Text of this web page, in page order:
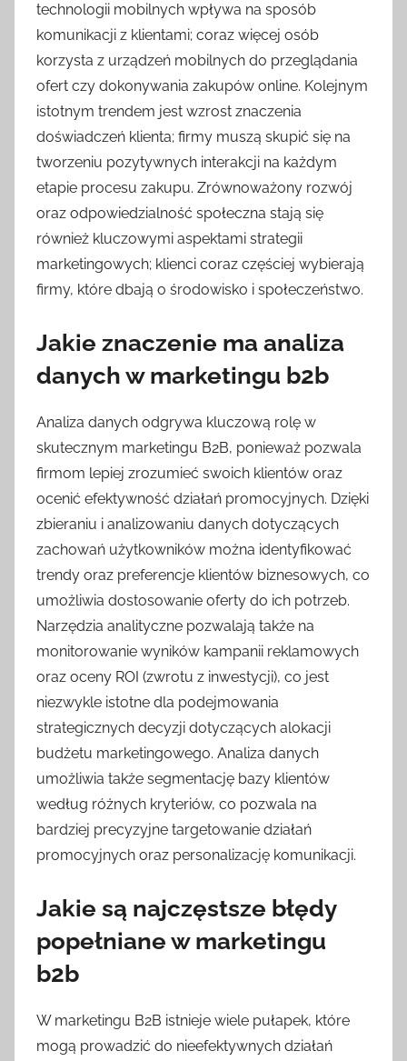
technologii mobilnych wpływa na sposób
komunikacji z klientami; coraz więcej osób
korzysta z urządzeń mobilnych do przeglądania
ofert czy dokonywania zakupów online. Kolejnym
istotnym trendem jest wzrost znaczenia
doświadczeń klienta; firmy muszą skupić się na
tworzeniu pozytywnych interakcji na każdym
etapie procesu zakupu. Zrównoważony rozwój
oraz odpowiedzialność społeczna stają się
również kluczowymi aspektami strategii
marketingowych; klienci coraz częściej wybierają
firmy, które dbają o środowisko i społeczeństwo.
Jakie znaczenie ma analiza
danych w marketingu b2b
Analiza danych odgrywa kluczową rolę w
skutecznym marketingu B2B, ponieważ pozwala
firmom lepiej zrozumieć swoich klientów oraz
ocenić efektywność działań promocyjnych. Dzięki
zbieraniu i analizowaniu danych dotyczących
zachowań użytkowników można identyfikować
trendy oraz preferencje klientów biznesowych, co
umożliwia dostosowanie oferty do ich potrzeb.
Narzędzia analityczne pozwalają także na
monitorowanie wyników kampanii reklamowych
oraz oceny ROI (zwrotu z inwestycji), co jest
niezwykle istotne dla podejmowania
strategicznych decyzji dotyczących alokacji
budżetu marketingowego. Analiza danych
umożliwia także segmentację bazy klientów
według różnych kryteriów, co pozwala na
bardziej precyzyjne targetowanie działań
promocyjnych oraz personalizację komunikacji.
Jakie są najczęstsze błędy
popełniane w marketingu
b2b
W marketingu B2B istnieje wiele pułapek, które
mogą prowadzić do nieefektywnych działań